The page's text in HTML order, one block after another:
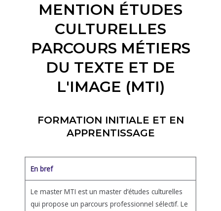
MENTION ÉTUDES
CULTURELLES
PARCOURS MÉTIERS
DU TEXTE ET DE
L'IMAGE (MTI)
FORMATION INITIALE ET EN
APPRENTISSAGE
En bref
Le master MTI est un master d’études culturelles
qui propose un parcours professionnel sélectif. Le